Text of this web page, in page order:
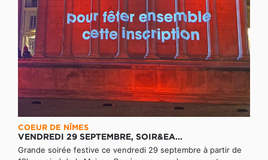
COEUR DE NÎMES
VENDREDI 29 SEPTEMBRE, SOIR&EA...
Grande soirée festive ce vendredi 29 septembre à partir de